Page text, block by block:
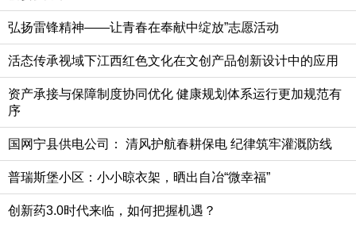
弘扬雷锋精神——让青春在奉献中绽放”志愿活动
活态传承视域下江西红色文化在文创产品创新设计中的应用
资产承接与保障制度协同优化 健康规划体系运行更加规范有
序
国网宁县供电公司： 清风护航春耕保电 纪律筑牢灌溉防线
普瑞斯堡小区：小小晾衣架，晒出自冶“微幸福”
创新药3.0时代来临，如何把握机遇？